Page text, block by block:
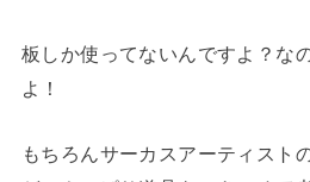
板しか使ってないんですよ？な
よ！
もちろんサーカスアーティスト